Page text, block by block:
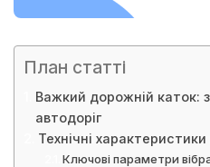
План статті
Важкий дорожній каток:
автодоріг
Технічні
Ключові параметри